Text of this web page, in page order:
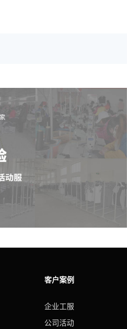
客户案例
企业工服
公司活动